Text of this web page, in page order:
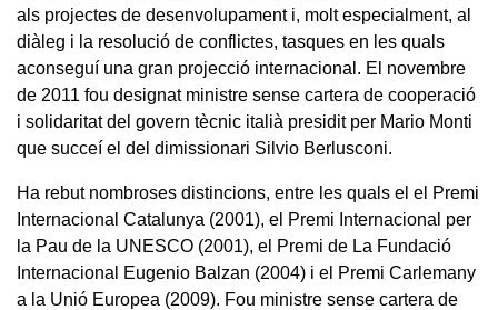
als projectes de desenvolupament i, molt especialment, al
diàleg i la resolució de conflictes, tasques en les quals
aconseguí una gran projecció internacional. El novembre
de 2011 fou designat ministre sense cartera de cooperació
i solidaritat del govern tècnic italià presidit per Mario Monti
que succeí el del dimissionari Silvio Berlusconi.
Ha rebut nombroses distincions, entre les quals el el Premi
Internacional Catalunya (2001), el Premi Internacional per
la Pau de la UNESCO (2001), el Premi de La Fundació
Internacional Eugenio Balzan (2004) i el Premi Carlemany
a la Unió Europea (2009). Fou ministre sense cartera de